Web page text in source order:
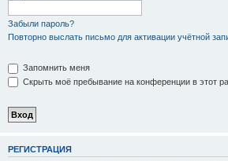
Забыли пароль?
Повторно выслать письмо для активации учётной
Запомнить меня
Скрыть моё пребывание на конференции в этот
РЕГИСТРАЦИЯ